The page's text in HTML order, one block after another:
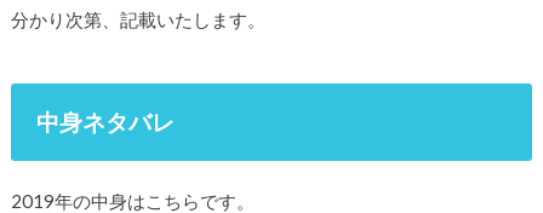
分かり次第、記載いたします。
中身ネタバレ
2019年の中身はこちらです。